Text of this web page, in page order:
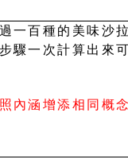
一百種的美味沙
驟一次計算出來
內涵增添相同概